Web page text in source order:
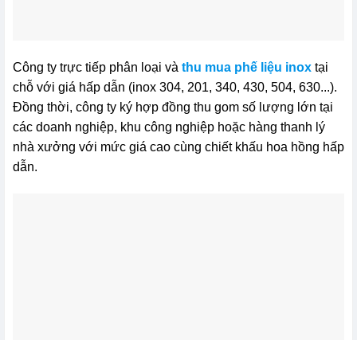
Công ty trực tiếp phân loại và thu mua phế liệu inoxtại
chỗ với giá hấp dẫn (inox 304, 201, 340, 430, 504, 630...).
Đồng thời, công ty ký hợp đồng thu gom số lượng lớn tại
các doanh nghiệp, khu công nghiệp hoặc hàng thanh lý
nhà xưởng với mức giá cao cùng chiết khấu hoa hồng hấp
dẫn.